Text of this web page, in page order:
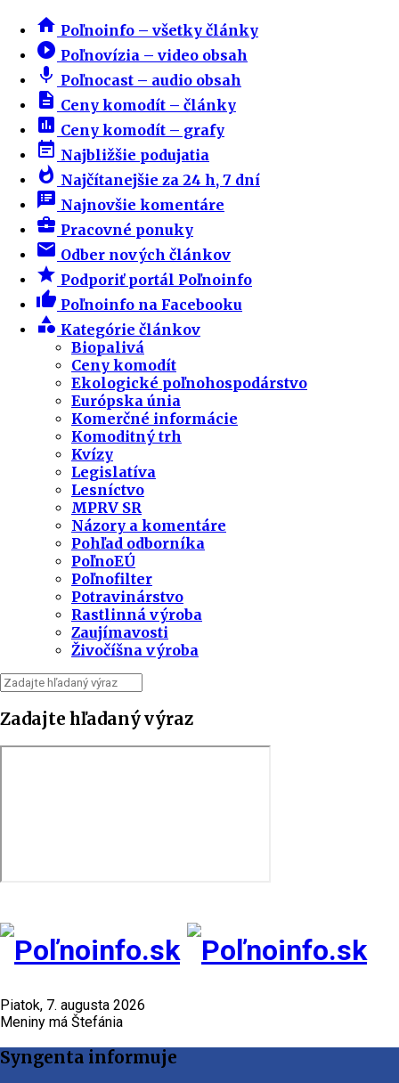
home Poľnoinfo – všetky články
play_circle_filled Poľnovízia – video obsah
mic Poľnocast – audio obsah
description Ceny komodít – články
insert_chart Ceny komodít – grafy
event_note Najbližšie podujatia
whatshot Najčítanejšie za 24 h, 7 dní
speaker_notes Najnovšie komentáre
business_center Pracovné ponuky
email Odber nových článkov
star Podporiť portál Poľnoinfo
thumb_up Poľnoinfo na Facebooku
category Kategórie článkov
Biopalivá
Ceny komodít
Ekologické poľnohospodárstvo
Európska únia
Komerčné informácie
Komoditný trh
Kvízy
Legislatíva
Lesníctvo
MPRV SR
Názory a komentáre
Pohľad odborníka
PoľnoEÚ
Poľnofilter
Potravinárstvo
Rastlinná výroba
Zaujímavosti
Živočíšna výroba
Zadajte hľadaný výraz
Piatok, 7. augusta 2026
Meniny má Štefánia
Syngenta informuje